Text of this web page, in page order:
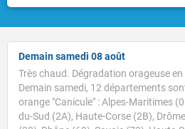
Demain samedi 08 août
Très chaud. Dégradation orageuse en
Demain samedi, 12 départements
orange "Canicule" : Alpes-Maritimes
du-Sud (2A), Haute-Corse (2B),